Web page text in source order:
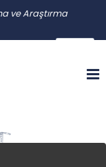
ve Araştırma